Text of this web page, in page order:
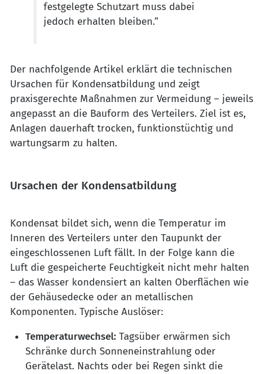
festgelegte Schutzart muss dabei
jedoch erhalten bleiben.“
Der nachfolgende Artikel erklärt die technischen
Ursachen für Kondensatbildung und zeigt
praxisgerechte Maßnahmen zur Vermeidung – jeweils
angepasst an die Bauform des Verteilers. Ziel ist es,
Anlagen dauerhaft trocken, funktionstüchtig und
wartungsarm zu halten.
Ursachen der Kondensatbildung
Kondensat bildet sich, wenn die Temperatur im
Inneren des Verteilers unter den Taupunkt der
eingeschlossenen Luft fällt. In der Folge kann die
Luft die gespeicherte Feuchtigkeit nicht mehr halten
– das Wasser kondensiert an kalten Oberflächen wie
der Gehäusedecke oder an metallischen
Komponenten. Typische Auslöser:
Temperaturwechsel:Tagsüber erwärmen sich
Schränke durch Sonneneinstrahlung oder
Gerätelast. Nachts oder bei Regen sinkt die